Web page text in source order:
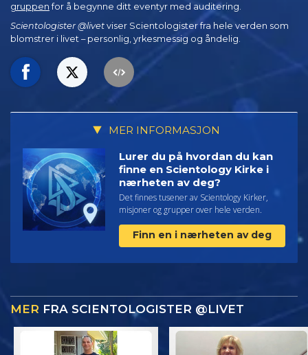
gruppen for å begynne ditt eventyr med auditering.
Scientologister @livet viser Scientologister fra hele verden som
blomstrer i livet – personlig, yrkesmessig og åndelig.
MER INFORMASJON
Lurer du på hvordan du kan
finne en Scientology Kirke i
nærheten av deg?
Det finnes tusener av Scientology Kirker,
misjoner og grupper over hele verden.
Finn en i nærheten av deg
MER FRA SCIENTOLOGISTER @LIVET